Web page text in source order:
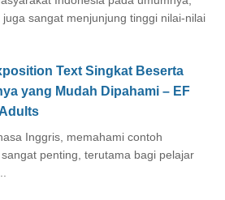
sangat menjunjung tinggi nilai-nilai
Text Singkat Beserta
yang Mudah Dipahami – EF
Inggris, memahami contoh
penting, terutama bagi pelajar